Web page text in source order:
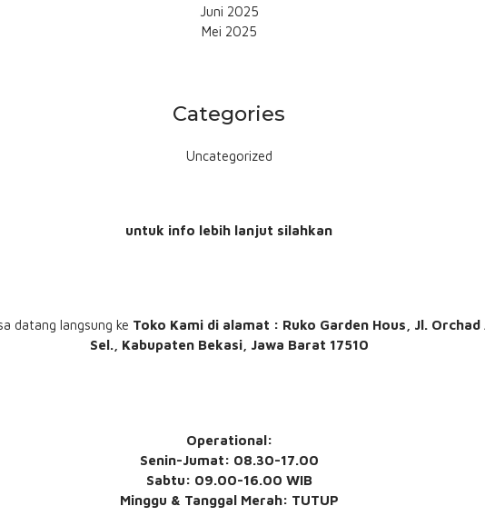
Juni 2025
Mei 2025
Categories
Uncategorized
untuk info lebih lanjut silahkan
datang langsung ke Toko Kami di alamat : Ruko Garden Hous, Jl.
Sel., Kabupaten Bekasi, Jawa Barat 17510
Operational:
Senin-Jumat: 08.30-17.00
Sabtu: 09.00-16.00 WIB
Minggu & Tanggal Merah: TUTUP